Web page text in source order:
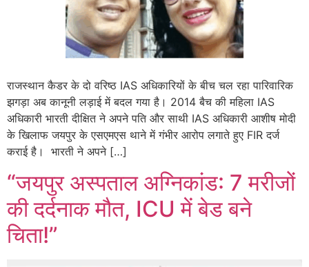
राजस्थान कैडर के दो वरिष्ठ IAS अधिकारियों के बीच चल रहा पारिवारिक
झगड़ा अब कानूनी लड़ाई में बदल गया है। 2014 बैच की महिला IAS
अधिकारी भारती दीक्षित ने अपने पति और साथी IAS अधिकारी आशीष मोदी
के खिलाफ जयपुर के एसएमएस थाने में गंभीर आरोप लगाते हुए FIR दर्ज
कराई है। भारती ने अपने […]
“जयपुर अस्पताल अग्निकांड: 7 मरीजों
की दर्दनाक मौत, ICU में बेड बने
चिता!”